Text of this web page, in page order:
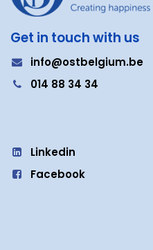
Get in touch with us
info@ostbelgium.be
014 88 34 34
Linkedin
Facebook